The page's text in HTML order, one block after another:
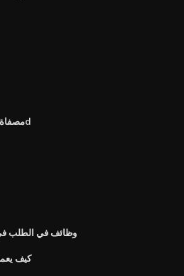
مصفاة النفط عملية الرسوم المتحركة 3d
وظائف في الطلب
كيف